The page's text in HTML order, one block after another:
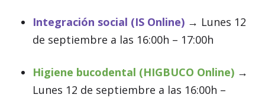
Integración social (IS Online) → Lunes 12
de septiembre a las 16:00h – 17:00h
Higiene bucodental (HIGBUCO Online) →
Lunes 12 de septiembre a las 16:00h –